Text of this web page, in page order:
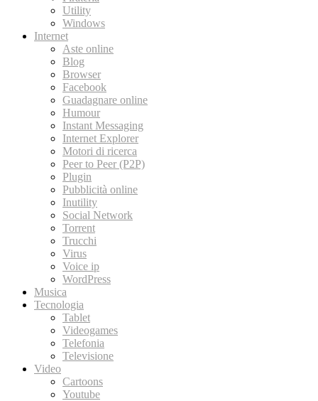
Utility
Windows
Internet
Aste online
Blog
Browser
Facebook
Guadagnare online
Humour
Instant Messaging
Internet Explorer
Motori di ricerca
Peer to Peer (P2P)
Plugin
Pubblicità online
Inutility
Social Network
Torrent
Trucchi
Virus
Voice ip
WordPress
Musica
Tecnologia
Tablet
Videogames
Telefonia
Televisione
Video
Cartoons
Youtube